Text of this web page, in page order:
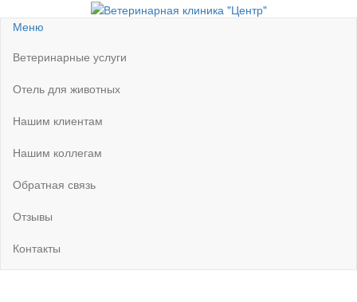
Ветеринарная клиника "Центр"
Круглосуточно
Меню
Ветеринарные услуги
Отель для животных
Нашим клиентам
Нашим коллегам
Обратная связь
Отзывы
Контакты